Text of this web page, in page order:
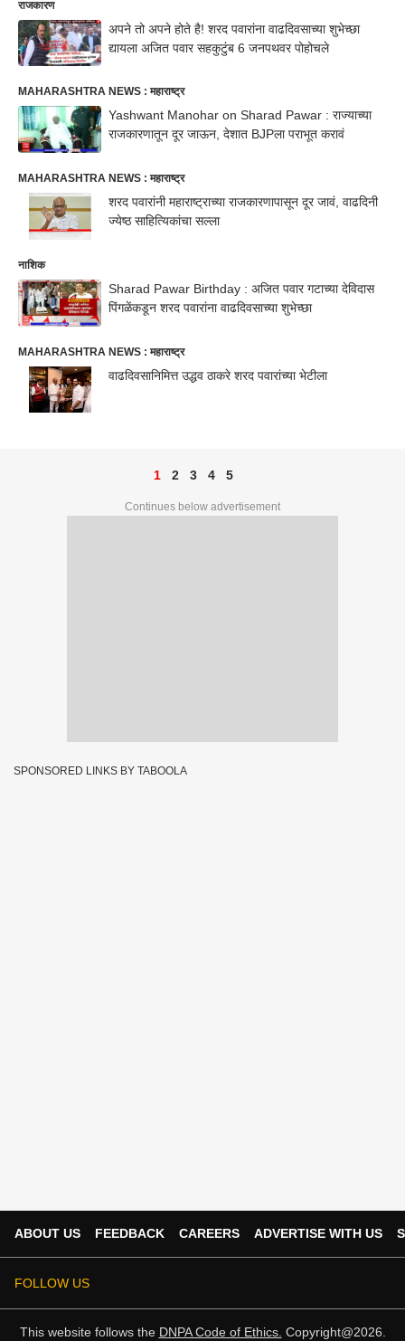
राजकारण
अपने तो अपने होते है! शरद पवारांना वाढदिवसाच्या शुभेच्छा
द्यायला अजित पवार सहकुटुंब 6 जनपथवर पोहोचले
MAHARASHTRA NEWS : महाराष्ट्र
Yashwant Manohar on Sharad Pawar : राज्याच्या
राजकारणातून दूर जाऊन, देशात BJPला पराभूत करावं
MAHARASHTRA NEWS : महाराष्ट्र
शरद पवारांनी महाराष्ट्राच्या राजकारणापासून दूर जावं, वाढदिनी
ज्येष्ठ साहित्यिकांचा सल्ला
नाशिक
Sharad Pawar Birthday : अजित पवार गटाच्या देविदास
पिंगळेंकडून शरद पवारांना वाढदिवसाच्या शुभेच्छा
MAHARASHTRA NEWS : महाराष्ट्र
वाढदिवसानिमित्त उद्धव ठाकरे शरद पवारांच्या भेटीला
1 2 3 4 5
Continues below advertisement
SPONSORED LINKS BY TABOOLA
ABOUT US FEEDBACK CAREERS ADVERTISE WITH US
FOLLOW US
This website follows the DNPA Code of Ethics. Copyright@2026.